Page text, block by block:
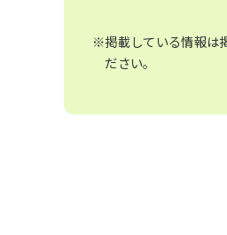
※掲載している情報は
ださい。